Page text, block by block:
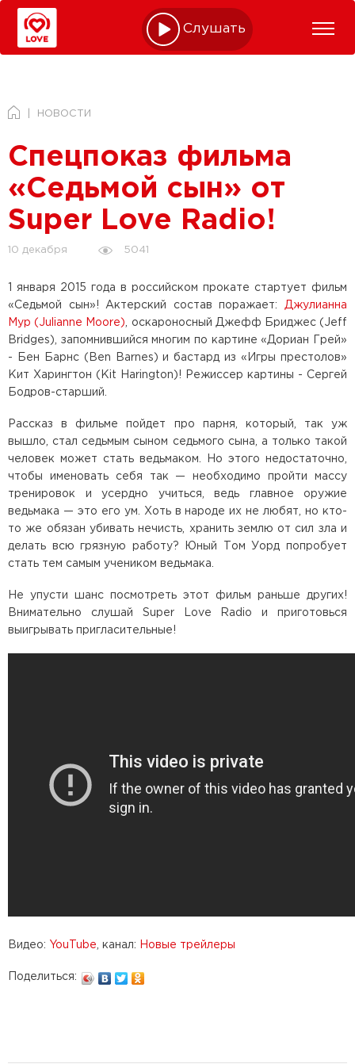
Слушать online
НОВОСТИ
Спецпоказ фильма
«Седьмой сын» от
Super Love Radio!
10 декабря 5041
1 января 2015 года в российском прокате стартует фильм
«Седьмой сын»! Актерский состав поражает: Джулианна
Мур (Julianne Moore)
, оскароносный Джефф Бриджес (Jeff
Bridges), запомнившийся многим по картине «Дориан Грей»
- Бен Барнс (Ben Barnes) и бастард из «Игры престолов»
Кит Харингтон (Kit Harington)! Режиссер картины - Сергей
Бодров-старший.
Рассказ в фильме пойдет про парня, который, так уж
вышло, стал седьмым сыном седьмого сына, а только такой
человек может стать ведьмаком. Но этого недостаточно,
чтобы именовать себя так — необходимо пройти массу
тренировок и усердно учиться, ведь главное оружие
ведьмака — это его ум. Хоть в народе их не любят, но кто-
то же обязан убивать нечисть, хранить землю от сил зла и
делать всю грязную работу? Юный Том Уорд попробует
стать тем самым учеником ведьмака.
Не упусти шанс посмотреть этот фильм раньше других!
Внимательно слушай Super Love Radio и приготовься
выигрывать пригласительные!
Видео: YouTube , канал: Новые трейлеры
Поделиться: